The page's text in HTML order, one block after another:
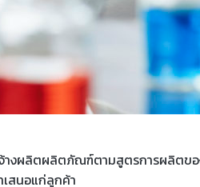
างผลิตผลิตภัณฑ์ตามสูตรการผลิตข
สนอแก่ลูกค้า